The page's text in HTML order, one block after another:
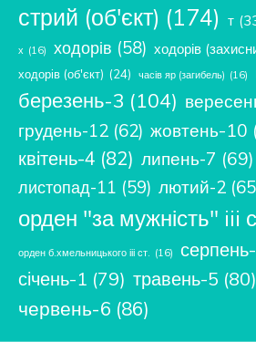
стрий (об'єкт) (174) т
х (16) ходорів (58) ходорів
ходорів (об'єкт) (24) часів яр (загибель) (16)
березень-3 (104)
грудень-12 (62) жовтень-10
квітень-4 (82) липень-7 (69)
листопад-11 (59) лютий-2
орден "за мужність" iii
орден б.хмельницького ііі ст. (16)
січень-1 (79) травень-5 (80)
червень-6 (86)